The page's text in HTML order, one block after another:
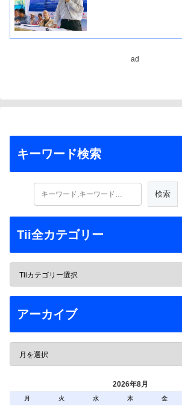
ad
キーワード検索
Tii全カテゴリー
アーカイブ
2026年8月
月 火 水 木 金